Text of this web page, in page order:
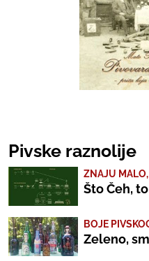
Pivske raznolije
ZNAJU
Što Čeh,
BOJE
Zeleno,